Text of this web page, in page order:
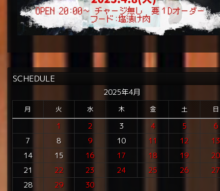
SCHEDULE
2025年4月
月 火 水 木 金 土 日
1 2 3 4 5
6
7
8 9 10 11 12
13
14
15 16 17 18 19
20
21
22 23 24 25 26
27
28
29 30